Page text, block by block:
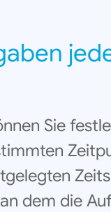
Sie
dem die